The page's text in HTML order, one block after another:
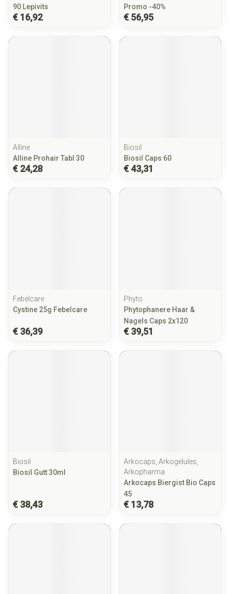
90 Lepivits
€ 16,92
Promo -40%
€ 56,95
Alline
Alline Prohair Tabl 30
€ 24,28
Biosil
Biosil Caps 60
€ 43,31
Febelcare
Cystine 25g Febelcare
€ 36,39
Phyto
Phytophanere Haar &
Nagels Caps 2x120
€ 39,51
Biosil
Biosil Gutt 30ml
€ 38,43
Arkocaps, Arkogelules,
Arkopharma
Arkocaps Biergist Bio Caps
45
€ 13,78